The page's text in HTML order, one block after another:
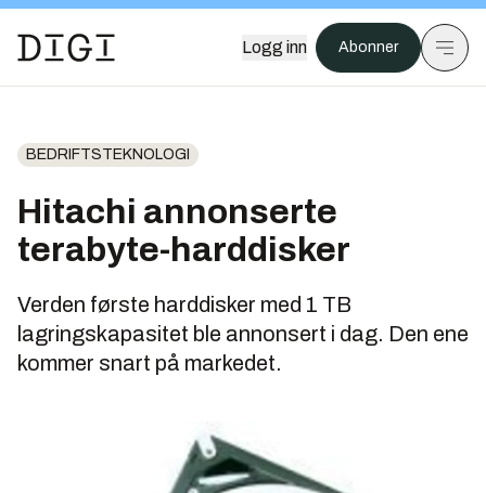
Logg inn Abonner
BEDRIFTSTEKNOLOGI
Hitachi annonserte
terabyte-harddisker
Verden første harddisker med 1 TB
lagringskapasitet ble annonsert i dag. Den ene
kommer snart på markedet.